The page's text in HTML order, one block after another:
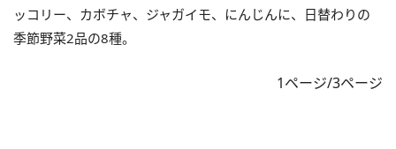
ッコリー、カボチャ、ジャガイモ、にんじんに、日替わりの
季節野菜2品の8種。
1ページ/3ページ